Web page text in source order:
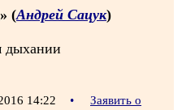
» (Андрей Сацук)
дыхании
14:22 •
Заявить о